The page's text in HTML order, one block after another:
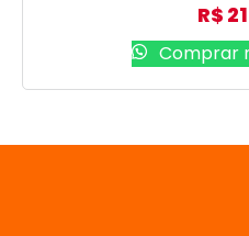
R$
Comprar